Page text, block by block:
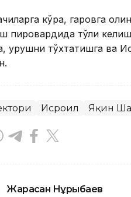
кўра, гаровга
пировардида тўлиқ
урушни тўхтатишга ва
Исроил Яқин
Жарасқан Нұрыбаев